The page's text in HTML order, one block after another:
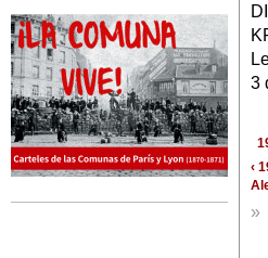
3
‹
»